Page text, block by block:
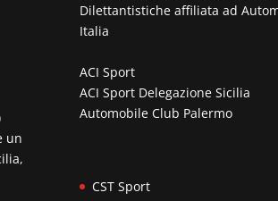
un
Dilettantistiche affiliata ad
Italia
ACI Sport
ACI Sport Delegazione Sicilia
Automobile Club Palermo
CST Sport